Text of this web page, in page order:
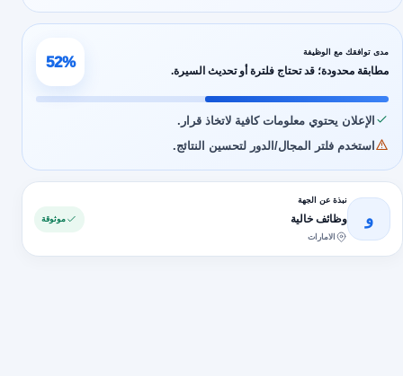
مدى توافقك مع الوظيفة
مطابقة محدودة؛ قد تحتاج فلترة أو تحديث السيرة. 52%
الإعلان يحتوي معلومات كافية لاتخاذ قرار.
استخدم فلتر المجال/الدور لتحسين النتائج.
و
نبذة عن الجهة
وظائف خالية
الامارات
موثوقة